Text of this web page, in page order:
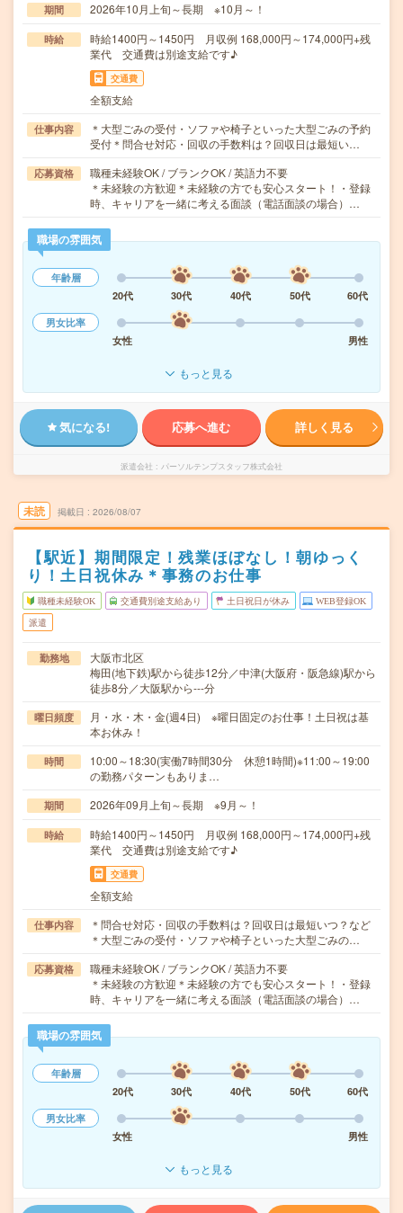
期間 2026年10月上旬～長期 ※10月～！
時給
時給1400円～1450円 月収例 168,000円～174,000円+残
業代 交通費は別途支給です♪
交通費
全額支給
仕事内容
＊大型ごみの受付・ソファや椅子といった大型ごみの予約
受付＊問合せ対応・回収の手数料は？回収日は最短い…
応募資格
職種未経験OK / ブランクOK / 英語力不要
＊未経験の方歓迎＊未経験の方でも安心スタート！・登録
時、キャリアを一緒に考える面談（電話面談の場合）…
職場の雰囲気
年齢層
20代
30代 40代 50代
60代
男女比率
女性
男性
もっと見る
気になる! 応募へ進む 詳しく見る
派遣会社 パーソルテンプスタッフ株式会社
未読 掲載日 2026/08/07
【駅近】期間限定！残業ほぼなし！朝ゆっく
り！土日祝休み＊事務のお仕事
職種未経験OK 交通費別途支給あり 土日祝日が休み WEB登録OK
派遣
勤務地
大阪市北区
梅田(地下鉄)駅から徒歩12分／中津(大阪府・阪急線)駅から
徒歩8分／大阪駅から---分
曜日頻度
月・水・木・金(週4日) ※曜日固定のお仕事！土日祝は基
本お休み！
時間
10:00～18:30(実働7時間30分 休憩1時間)※11:00～19:00
の勤務パターンもありま…
期間 2026年09月上旬～長期 ※9月～！
時給
時給1400円～1450円 月収例 168,000円～174,000円+残
業代 交通費は別途支給です♪
交通費
全額支給
仕事内容
＊問合せ対応・回収の手数料は？回収日は最短いつ？など
＊大型ごみの受付・ソファや椅子といった大型ごみの…
応募資格
職種未経験OK / ブランクOK / 英語力不要
＊未経験の方歓迎＊未経験の方でも安心スタート！・登録
時、キャリアを一緒に考える面談（電話面談の場合）…
職場の雰囲気
年齢層
20代
30代 40代 50代
60代
男女比率
女性
男性
もっと見る